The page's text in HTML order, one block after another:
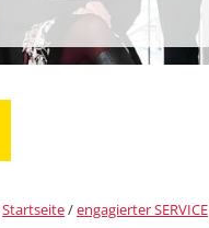
Startseite/engagierter SERVICE